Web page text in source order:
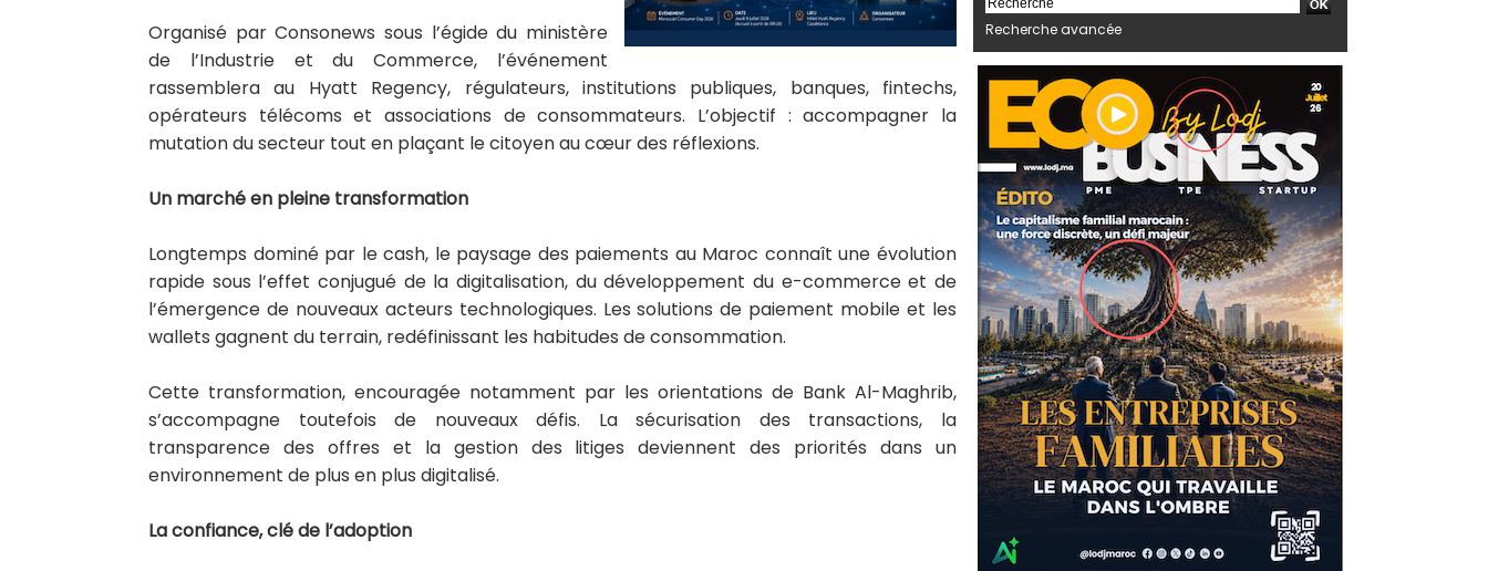
Organisé par Consonews sous l’égide du ministère
de l’Industrie et du Commerce, l’événement
rassemblera au Hyatt Regency, régulateurs, institutions publiques, banques, fintechs,
opérateurs télécoms et associations de consommateurs. L’objectif : accompagner la
mutation du secteur tout en plaçant le citoyen au cœur des réflexions.
Un marché en pleine transformation
Longtemps dominé par le cash, le paysage des paiements au Maroc connaît une évolution
rapide sous l’effet conjugué de la digitalisation, du développement du e-commerce et de
l’émergence de nouveaux acteurs technologiques. Les solutions de paiement mobile et les
wallets gagnent du terrain, redéfinissant les habitudes de consommation.
Cette transformation, encouragée notamment par les orientations de Bank Al-Maghrib,
s’accompagne toutefois de nouveaux défis. La sécurisation des transactions, la
transparence des offres et la gestion des litiges deviennent des priorités dans un
environnement de plus en plus digitalisé.
La confiance, clé de l’adoption
Recherche avancée